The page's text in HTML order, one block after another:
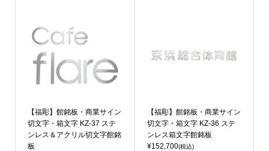
【福彫】館銘板・商業サイン
切文字・箱文字 KZ-37 ステ
ンレス＆アクリル切文字館銘
板
【福彫】館銘板・商業サイン
切文字・箱文字 KZ-36 ステ
ンレス箱文字館銘板
¥152,700(税込)